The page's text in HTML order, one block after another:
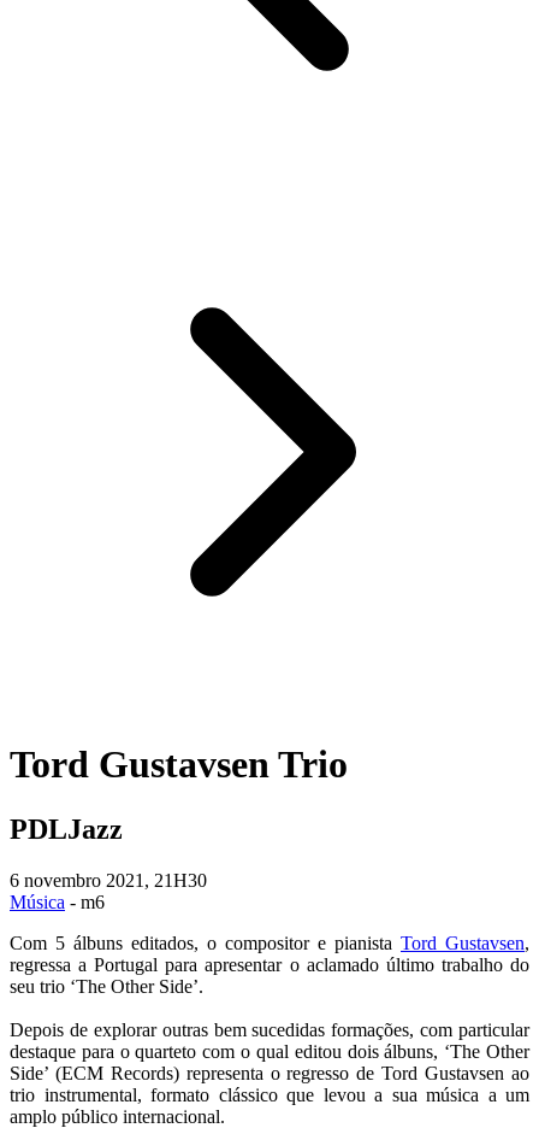
Tord Gustavsen Trio
PDLJazz
6 novembro 2021, 21H30
Música - m6
Com 5 álbuns editados, o compositor e pianista Tord Gustavsen,
regressa a Portugal para apresentar o aclamado último trabalho do
seu trio ‘The Other Side’.
Depois de explorar outras bem sucedidas formações, com particular
destaque para o quarteto com o qual editou dois álbuns, ‘The Other
Side’ (ECM Records) representa o regresso de Tord Gustavsen ao
trio instrumental, formato clássico que levou a sua música a um
amplo público internacional.